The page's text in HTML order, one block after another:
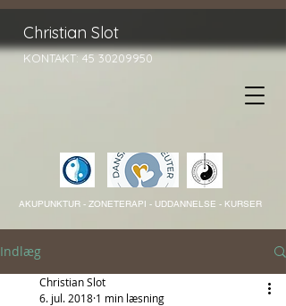
Christian Slot
AKUPUNKTUR - ZONETERAPI - UDDANNELSE - KURSER
KONTAKT: 45 30209950
Indlæg
Christian Slot
6. jul. 2018 1 min læsning